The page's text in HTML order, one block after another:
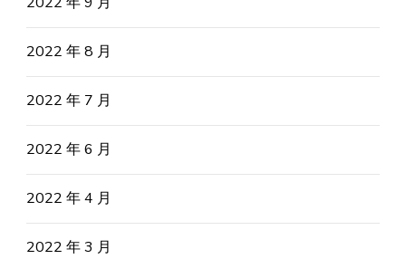
2022 年 8 月
2022 年 7 月
2022 年 6 月
2022 年 4 月
2022 年 3 月